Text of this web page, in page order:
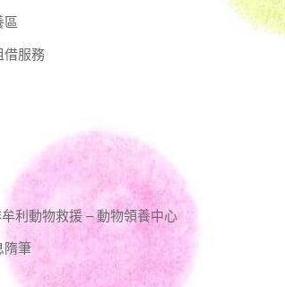
區
借服務
利動物救援 – 動物領養中心
隋筆